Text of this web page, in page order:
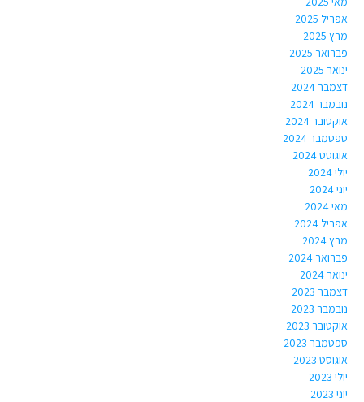
אפריל 2025
מרץ 2025
פברואר 2025
ינואר 2025
דצמבר 2024
נובמבר 2024
אוקטובר 2024
ספטמבר 2024
אוגוסט 2024
יולי 2024
יוני 2024
מאי 2024
אפריל 2024
מרץ 2024
פברואר 2024
ינואר 2024
דצמבר 2023
נובמבר 2023
אוקטובר 2023
ספטמבר 2023
אוגוסט 2023
יולי 2023
יוני 2023